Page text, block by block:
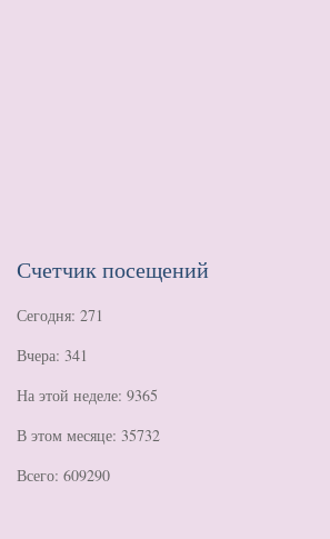
Счетчик посещений
Сегодня: 271
Вчера: 341
На этой неделе: 9365
В этом месяце: 35732
Всего: 609290